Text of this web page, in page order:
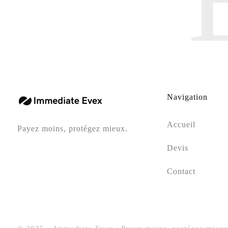
Payez moins, protégez mieux.
Navigation
Accueil
Devis
Contact